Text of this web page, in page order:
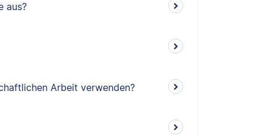
aus?
Arbeit verwenden?